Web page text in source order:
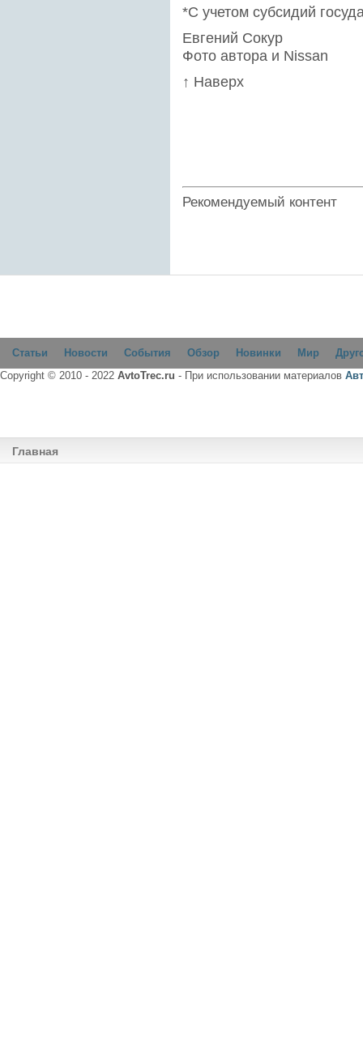
*С учетом субсидий
Евгений Сокур
Фото автора и Nissan
↑ Наверх
Рекомендуемый контент
Статьи Новости События Обзор Новинки Мир
Copyright © 2010 - 2022 AvtoTrec.ru - При использовании материалов
Главная